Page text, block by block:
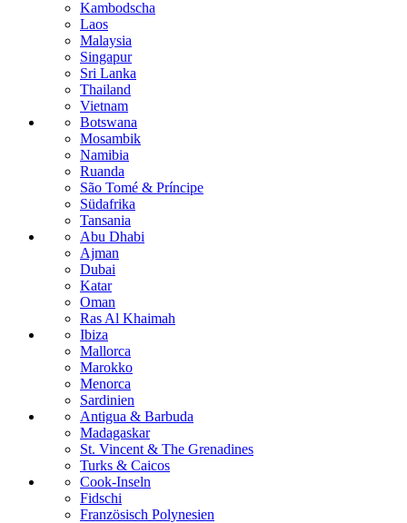
Kambodscha
Laos
Malaysia
Singapur
Sri Lanka
Thailand
Vietnam
Botswana
Mosambik
Namibia
Ruanda
São Tomé & Príncipe
Südafrika
Tansania
Abu Dhabi
Ajman
Dubai
Katar
Oman
Ras Al Khaimah
Ibiza
Mallorca
Marokko
Menorca
Sardinien
Antigua & Barbuda
Madagaskar
St. Vincent & The Grenadines
Turks & Caicos
Cook-Inseln
Fidschi
Französisch Polynesien